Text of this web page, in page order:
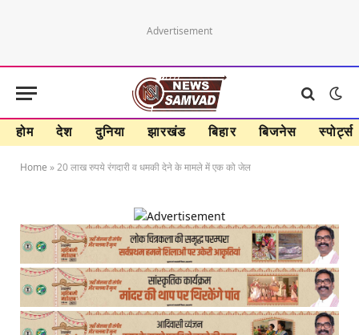
Advertisement
होम देश दुनिया झारखंड बिहार बिजनेस स्पोर्ट्स
Home »20 लाख रुपये रंगदारी व धमकी देने के मामले में एक को जेल